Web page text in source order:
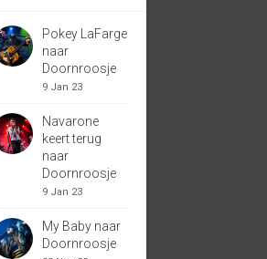
Pokey LaFarge
naar
Doornroosje
9 Jan 23
Navarone
keert terug
naar
Doornroosje
9 Jan 23
My Baby naar
Doornroosje